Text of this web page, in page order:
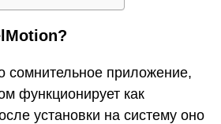
сомнительное приложение,
функционирует как
установки на систему оно